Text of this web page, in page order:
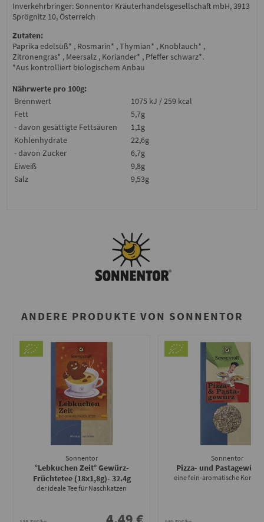
Inverkehrbringer: Sonnentor Kräuterhandelsgesellschaft mbH, 3913
Sprögnitz 10, Österreich
Zutaten:
Paprika edelsüß* , Rosmarin* , Thymian* , Knoblauch* ,
Zitronengras* , Meersalz , Koriander* , Pfeffer schwarz*.
*Aus kontrolliert biologischem Anbau
Nährwerte pro 100g:
Brennwert
1075 kJ / 259 kcal
Fett
5,7g
- davon gesättigte Fettsäuren
1,1g
Kohlenhydrate
22,6g
- davon Zucker
6,7g
Eiweiß
9,8g
Salz
9,53g
ANDERE PRODUKTE VON SONNENTOR
Sonnentor
°Lebkuchen Zeit° Gewürz-
Früchtetee (18x1,8g)- 32.4g
der ideale Tee für Naschkatzen
Sonnentor
Pizza- und Pastagewürz
eine fein-aromatische